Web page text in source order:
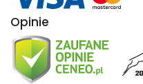
Opinie